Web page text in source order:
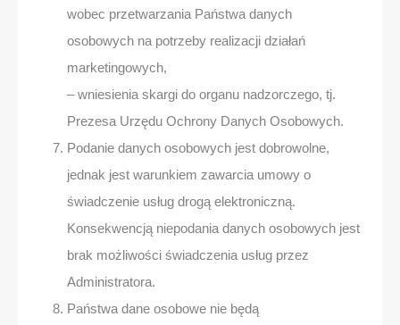
wobec przetwarzania Państwa danych
osobowych na potrzeby realizacji działań
marketingowych,
– wniesienia skargi do organu nadzorczego, tj.
Prezesa Urzędu Ochrony Danych Osobowych.
Podanie danych osobowych jest dobrowolne,
jednak jest warunkiem zawarcia umowy o
świadczenie usług drogą elektroniczną.
Konsekwencją niepodania danych osobowych jest
brak możliwości świadczenia usług przez
Administratora.
Państwa dane osobowe nie będą